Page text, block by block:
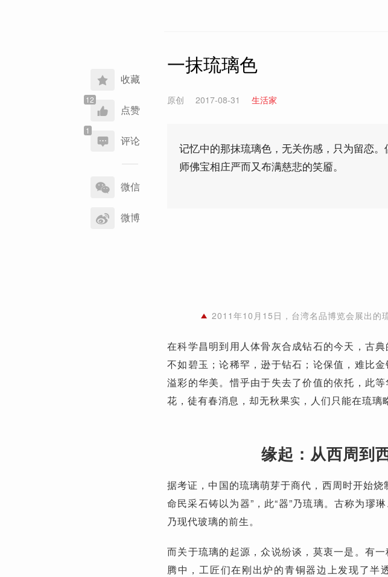
收藏
点赞
评论
享
到
微信
微博
一抹琉璃色
原创 2017-08-31 生活家
记忆中的那抹琉璃色，无关伤感，只为留恋
师佛宝相庄严而又布满慈悲的笑靥。
2011年10月15日，台湾名品博览会展出的
在科学昌明到用人体骨灰合成钻石的今天，古
不如碧玉；论稀罕，逊于钻石；论保值，难比
溢彩的华美。惜乎由于失去了价值的依托，此
花，徒有春消息，却无秋果实，人们只能在琉璃
缘起：从西周到
据考证，中国的琉璃萌芽于商代，西周时开始烧
命民采石铸以为器”，此“器”乃琉璃。古称为璆
乃现代玻璃的前生。
而关于琉璃的起源，众说纷谈，莫衷一是。有
腾中，工匠们在刚出炉的青铜器边上发现了半